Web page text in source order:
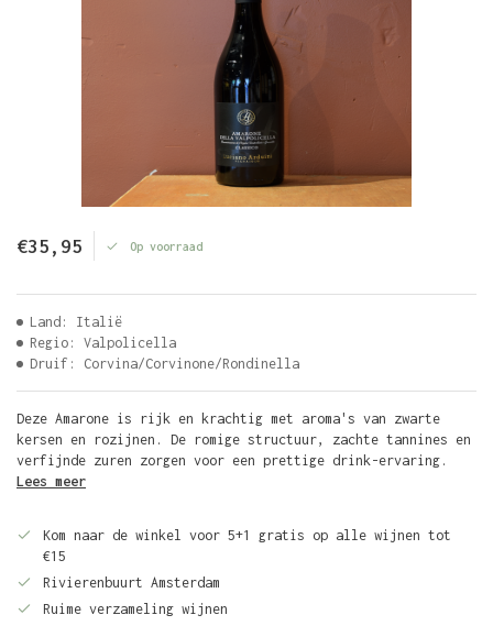
€35,95 Op voorraad
Land: Italië
Regio: Valpolicella
Druif: Corvina/Corvinone/Rondinella
Deze Amarone is rijk en krachtig met aroma's van zwarte
kersen en rozijnen. De romige structuur, zachte tannines en
verfijnde zuren zorgen voor een prettige drink-ervaring.
Lees meer
Kom naar de winkel voor 5+1 gratis op alle wijnen tot
€15
Rivierenbuurt Amsterdam
Ruime verzameling wijnen